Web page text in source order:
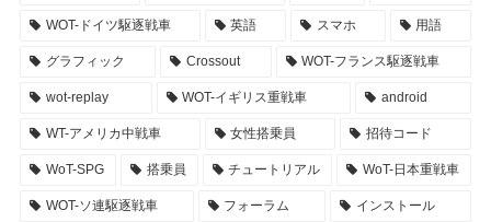
WOT-ドイツ駆逐戦車 英語 スマホ 用語
グラフィック Crossout WOT-フランス駆逐戦車
wot-replay WOT-イギリス重戦車 android
WT-アメリカ中戦車 女性搭乗員 招待コード
WoT-SPG 搭乗員 チュートリアル WoT-日本重戦車
WOT-ソ連駆逐戦車 フォーラム インストール